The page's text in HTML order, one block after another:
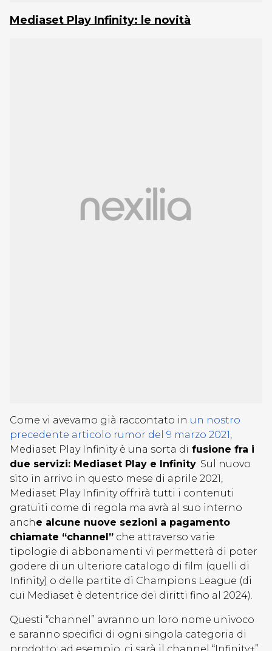
Mediaset Play Infinity: le novità
Come vi avevamo già raccontato in un nostro
precedente articolo rumor del 9 marzo 2021,
Mediaset Play Infinity è una sorta di fusione fra i
due servizi: Mediaset Play e Infinity. Sul nuovo
sito in arrivo in questo mese di aprile 2021,
Mediaset Play Infinity offrirà tutti i contenuti
gratuiti come di regola ma avrà al suo interno
anche alcune nuove sezioni a pagamento
chiamate “channel” che attraverso varie
tipologie di abbonamenti vi permetterà di poter
godere di un ulteriore catalogo di film (quelli di
Infinity) o delle partite di Champions League (di
cui Mediaset è detentrice dei diritti fino al 2024).
Questi “channel” avranno un loro nome univoco
e saranno specifici di ogni singola categoria di